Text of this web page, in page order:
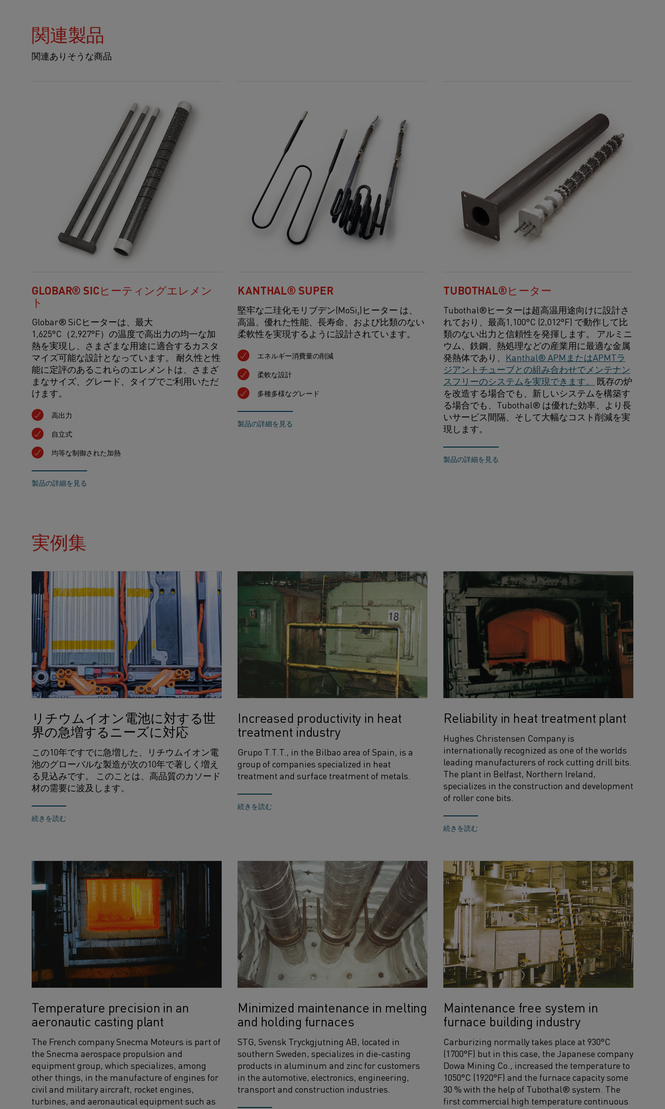
関連製品
関連ありそうな商品
GLOBAR® SICヒーティングエレメン
ト
Globar® SiCヒーターは、最大
1,625°C（2,927°F）の温度で高出力の均一な加
熱を実現し、さまざまな用途に適合するカスタ
マイズ可能な設計となっています。 耐久性と性
能に定評のあるこれらのエレメントは、さまざ
まなサイズ、グレード、タイプでご利用いただ
けます。
高出力
自立式
均等な制御された加熱
製品の詳細を見る
KANTHAL® SUPER
堅牢な二珪化モリブデン(MoSi₂)ヒーター は、
高温、 優れた性能、長寿命、および比類のない
柔軟性を実現するように設計されています。
エネルギー消費量の削減
柔軟な設計
多種多様なグレード
製品の詳細を見る
TUBOTHAL®ヒーター
Tubothal®ヒーターは超高温用途向けに設計さ
れており、最高1,100°C (2,012°F) で動作して比
類のない出力と信頼性を発揮します。 アルミニ
ウム、鉄鋼、熱処理などの産業用に最適な金属
発熱体であり、 Kanthal® APMまたはAPMTラ
ジアントチューブとの組み合わせでメンテナン
スフリーのシステムを実現できます。
既存の炉
を改造する場合でも、新しいシステムを構築す
る場合でも、Tubothal® は優れた効率、より長
いサービス間隔、そして大幅なコスト削減を実
現します。
製品の詳細を見る
実例集
リチウムイオン電池に対する世
界の急増するニーズに対応
この10年ですでに急増した、リチウムイオン電
池のグローバルな製造が次の10年で著しく増え
る見込みです。 このことは、高品質のカソード
材の需要に波及します。
続きを読む
Increased productivity in heat
treatment industry
Grupo T.T.T., in the Bilbao area of Spain, is a
group of companies specialized in heat
treatment and surface treatment of metals.
続きを読む
Reliability in heat treatment plant
Hughes Christensen Company is
internationally recog­nized as one of the worlds
leading manufacturers of rock cutting drill bits.
The plant in Belfast, Northern Ireland,
specializes in the construction and development
of roller cone bits.
続きを読む
Temperature precision in an
aeronautic casting plant
The French company Snecma Moteurs is part of
the Snecma aerospace propulsion and
equipment group, which specializes, among
other things, in the manufacture of engines for
civil and military aircraft, rocket engines,
turbines, and aeronautical equipment such as
Minimized maintenance in melting
and holding furnaces
STG, Svensk Tryckgjutning AB, located in
southern Sweden, specializes in die-casting
products in aluminum and zinc for customers
in the automotive, electronics, engineering,
transport and construction industries.
Maintenance free system in
furnace building industry
Carburizing normally takes place at 930°C
(1700°F) but in this case, the Japanese company
Dowa Mining Co., increased the temperature to
1050°C (1920°F) and the furnace capacity some
30 % with the help of Tubothal® system. The
ﬁrst commercial high temperature con­ti­nuous